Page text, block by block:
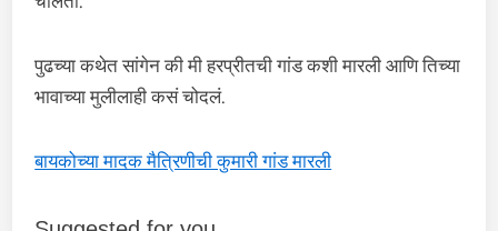
पुढच्या कथेत सांगेन की मी हरप्रीतची गांड कशी मारली आणि तिच्या
भावाच्या मुलीलाही कसं चोदलं.
बायकोच्या मादक मैत्रिणीची कुमारी गांड मारली